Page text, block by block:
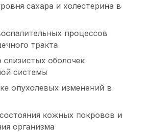
сахара и холестерина в
процессов
тракта
оболочек
системы
опухолевых изменений в
кожных покровов и
организма